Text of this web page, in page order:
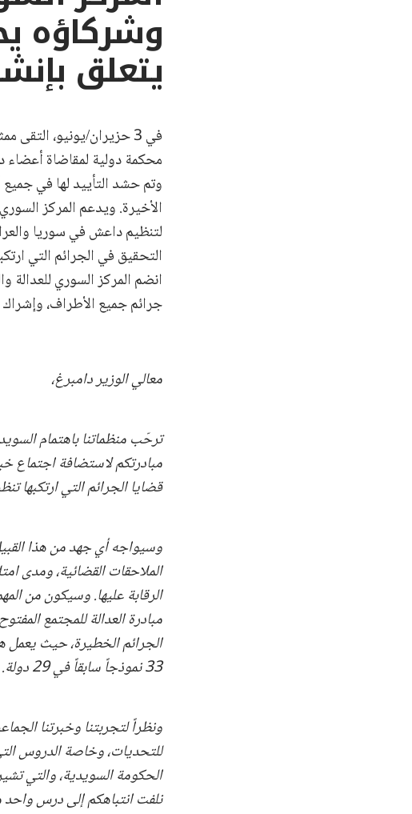
وشركاؤه
يتعلق
في 3 حزيران/يونيو، التقى ممثلون من إحدى عشرة دولة أوروبية
محكمة دولية لمقاضاة أعضاء
وتم حشد التأييد لها في جميع
الأخيرة. ويدعم المركز
لتنظيم داعش في سوريا
التحقيق في الجرائم التي
انضم المركز السوري
جرائم جميع الأطراف، وإشراك
معالي الوزير دامبرغ،
ترحّب منظماتنا باهتمام
مبادرتكم لاستضافة اجتماع
قضايا الجرائم التي ارتكبها
وسيواجه أي جهد من هذا
الملاحقات القضائية، ومدى
الرقابة عليها. وسيكون من
مبادرة العدالة للمجتمع
الجرائم الخطيرة، حيث يعمل
33 نموذجاً سابقاً في 29 دولة.
ونظراً لتجربتنا وخبرتنا
للتحديات، وخاصة الدروس
الحكومة السويدية، والتي
نلفت انتباهكم إلى درس